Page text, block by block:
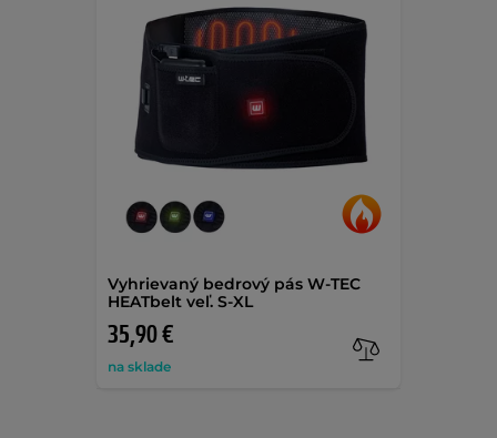
Vyhrievaný bedrový pás W-TEC
HEATbelt veľ. S-XL
35,90 €
na sklade